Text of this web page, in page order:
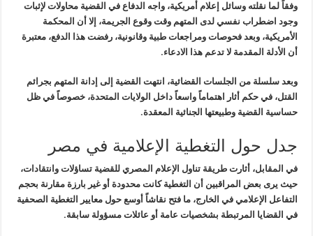
وفقاً لما نقلته وسائل إعلام أمريكية، واجه الدفاع في القضية محاولات لإثبات
وجود اضطراب نفسي لدى المتهم وقت وقوع الجريمة، إلا أن المحكمة
الأمريكية، وبعد فحوصات ومراجعات طبية وقانونية، رفضت هذا الدفع، معتبرة
أن الأدلة المقدمة لا تدعم هذا الادعاء.
وبعد سلسلة من الجلسات القضائية، انتهت القضية إلى إدانة المتهم بجرائم
القتل، في حكم أثار اهتماماً واسعاً داخل الولايات المتحدة، خصوصاً في ظل
حساسية القضية وطبيعتها الجنائية المعقدة.
جدل حول التغطية الإعلامية في مصر
في المقابل، أثارت طريقة تناول الإعلام المصري للقضية تساؤلات وانتقادات،
حيث يرى بعض المراقبين أن التغطية كانت محدودة أو غير بارزة مقارنة بحجم
التفاعل الإعلامي في الخارج، ما فتح نقاشاً أوسع حول معايير
التغطية الصحفية
في القضايا المرتبطة بشخصيات عامة أو عائلات مسؤولة سابقة.